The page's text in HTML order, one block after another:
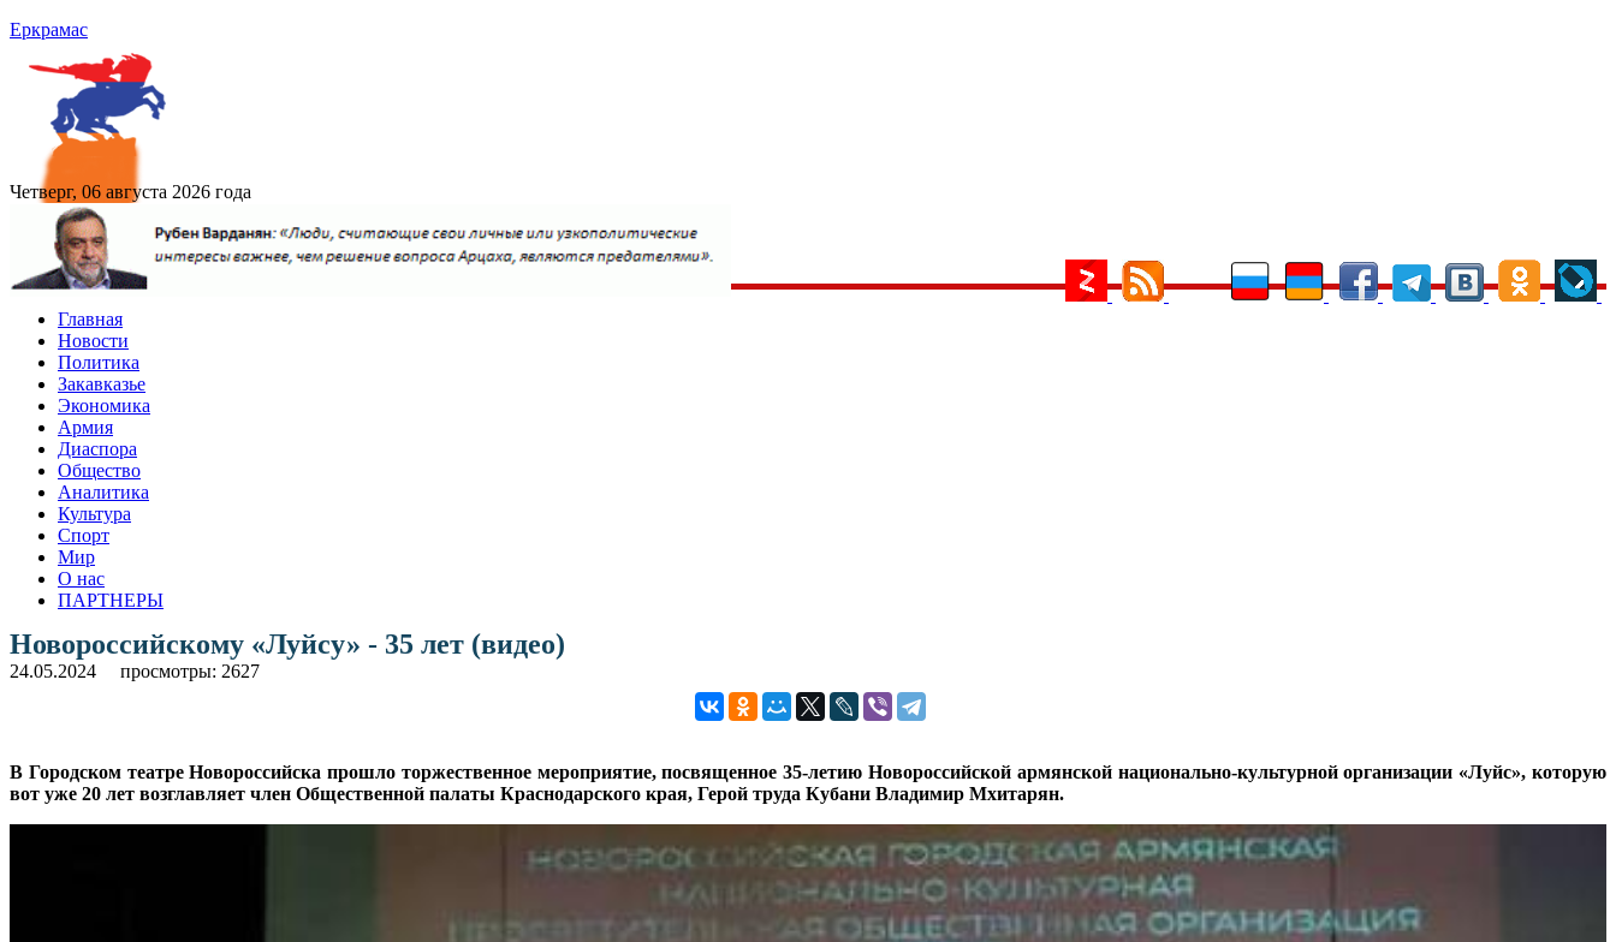
Еркрамас
Четверг, 06 августа 2026 года
Главная
Новости
Политика
Закавказье
Экономика
Армия
Диаспора
Общество
Аналитика
Культура
Спорт
Мир
О нас
ПАРТНЕРЫ
Новороссийскому «Луйсу» - 35 лет (видео)
24.05.2024 просмотры: 2627
В Городском театре Новороссийска прошло торжественное мероприятие, посвященное 35-летию Новороссийской армянской национально-культурной организации «Луйс», которую
вот уже 20 лет возглавляет член Общественной палаты Краснодарского края, Герой труда Кубани Владимир Мхитарян.